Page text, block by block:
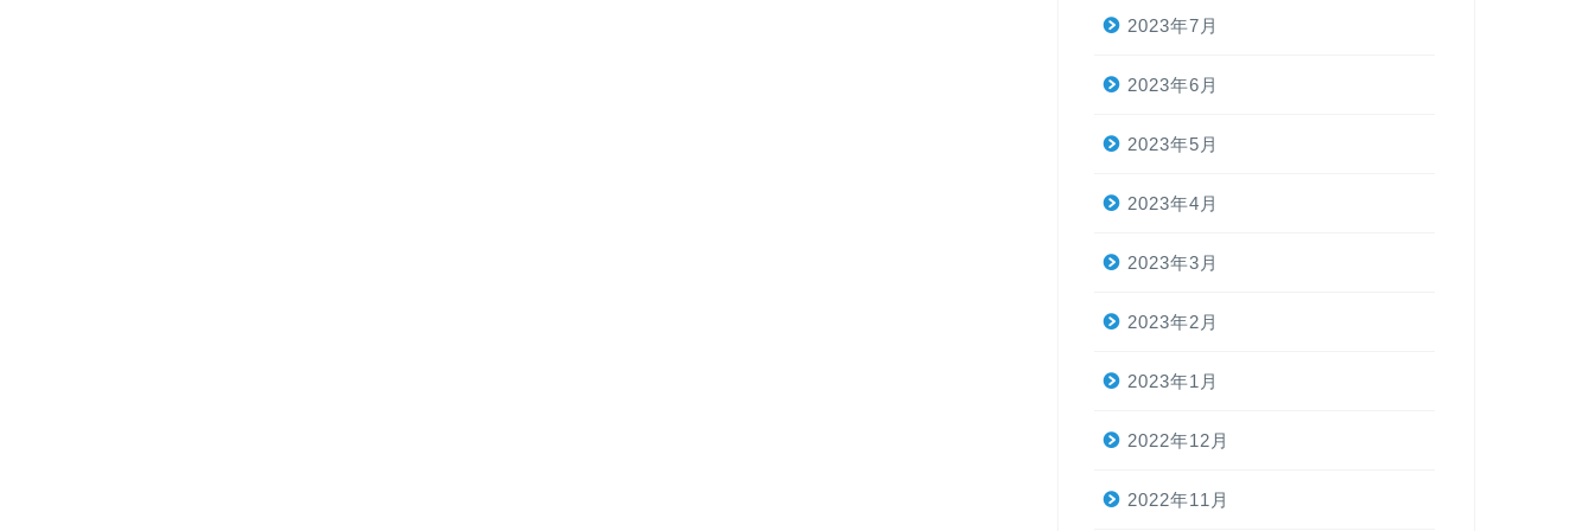
2023年7月
2023年6月
2023年5月
2023年4月
2023年3月
2023年2月
2023年1月
2022年12月
2022年11月